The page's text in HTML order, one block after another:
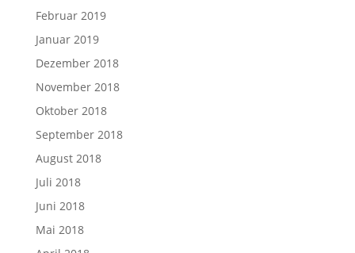
Februar 2019
Januar 2019
Dezember 2018
November 2018
Oktober 2018
September 2018
August 2018
Juli 2018
Juni 2018
Mai 2018